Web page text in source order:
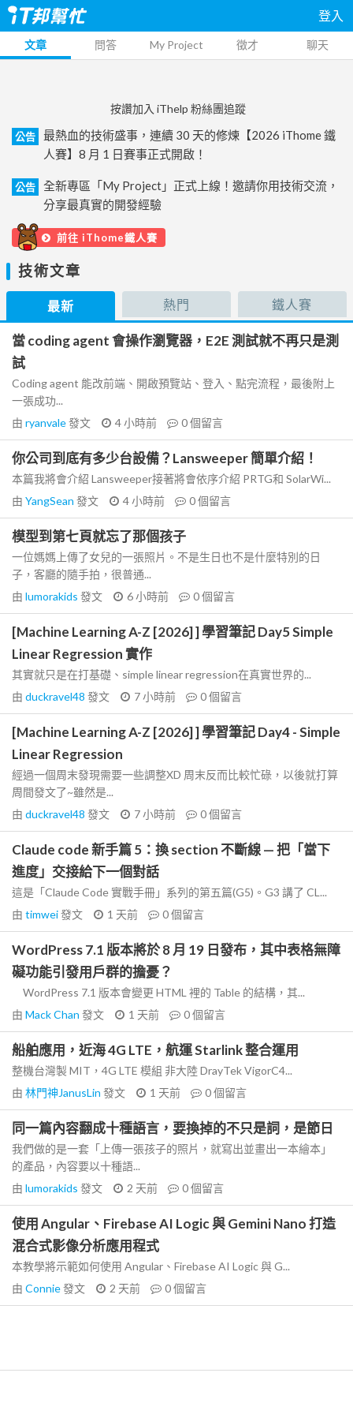
登入
文章 問答 My Project 徵才 聊天
按讚加入 iThelp 粉絲團追蹤
公告
最熱血的技術盛事，連續 30 天的修煉【2026 iThome 鐵
人賽】8 月 1 日賽事正式開啟！
公告
全新專區「My Project」正式上線！邀請你用技術交流，
分享最真實的開發經驗
前往 iThome鐵人賽
技術文章
最新 熱門 鐵人賽
當 coding agent 會操作瀏覽器，E2E 測試就不再只是測
試
Coding agent 能改前端、開啟預覽站、登入、點完流程，最後附上
一張成功...
由 ryanvale發文 4 小時前 0個留言
你公司到底有多少台設備？Lansweeper 簡單介紹！
本篇我將會介紹 Lansweeper接著將會依序介紹 PRTG和 SolarWi...
由 YangSean 發文 4 小時前 0個留言
模型到第七頁就忘了那個孩子
一位媽媽上傳了女兒的一張照片。不是生日也不是什麼特別的日
子，客廳的隨手拍，很普通...
由 lumorakids 發文 6 小時前 0個留言
[Machine Learning A-Z [2026] ] 學習筆記 Day5 Simple
Linear Regression 實作
其實就只是在打基礎、simple linear regression在真實世界的...
由 duckravel48 發文 7 小時前 0個留言
[Machine Learning A-Z [2026] ] 學習筆記 Day4 - Simple
Linear Regression
經過一個周末發現需要一些調整XD 周末反而比較忙碌，以後就打算
周間發文了~雖然是...
由 duckravel48 發文 7 小時前 0個留言
Claude code 新手篇 5：換 section 不斷線 — 把「當下
進度」交接給下一個對話
這是「Claude Code 實戰手冊」系列的第五篇(G5)。G3 講了 CL...
由 timwei發文 1 天前 0個留言
WordPress 7.1 版本將於 8 月 19 日發布，其中表格無障
礙功能引發用戶群的擔憂？
WordPress 7.1 版本會變更 HTML 裡的 Table 的結構，其...
由 Mack Chan 發文 1 天前 0個留言
船舶應用，近海 4G LTE，航運 Starlink 整合運用
整機台灣製 MIT，4G LTE 模組 非大陸 DrayTek VigorC4...
由 林門神JanusLin 發文 1 天前 0個留言
同一篇內容翻成十種語言，要換掉的不只是詞，是節日
我們做的是一套「上傳一張孩子的照片，就寫出並畫出一本繪本」
的產品，內容要以十種語...
由 lumorakids 發文 2 天前 0個留言
使用 Angular、Firebase AI Logic 與 Gemini Nano 打造
混合式影像分析應用程式
本教學將示範如何使用 Angular、Firebase AI Logic 與 G...
由 Connie發文 2 天前 0個留言